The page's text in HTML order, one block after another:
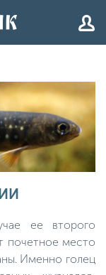
ее второго
почетное место
Именно голец